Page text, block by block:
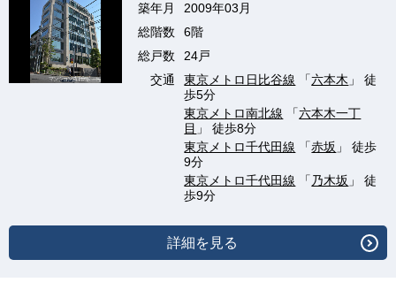
築年月
2009年03月
総階数
6階
総戸数
24戸
交通
東京メトロ日比谷線 「六本木 」 徒
歩5分
東京メトロ南北線 「六本木一丁
目 」 徒歩8分
東京メトロ千代田線 「赤坂 」 徒歩
9分
東京メトロ千代田線 「 乃木坂 」 徒
歩9分
詳細を見る